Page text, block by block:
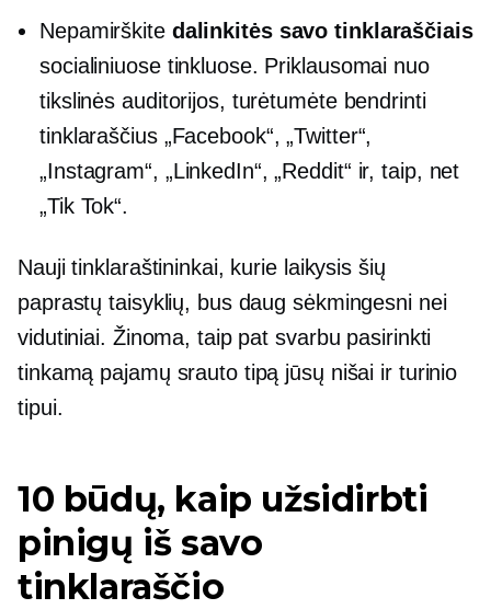
Nepamirškite dalinkitės savo tinklaraščiais
socialiniuose tinkluose. Priklausomai nuo
tikslinės auditorijos, turėtumėte bendrinti
tinklaraščius „Facebook“, „Twitter“,
„Instagram“, „LinkedIn“, „Reddit“ ir, taip, net
„Tik Tok“.
Nauji tinklaraštininkai, kurie laikysis šių
paprastų taisyklių, bus daug sėkmingesni nei
vidutiniai. Žinoma, taip pat svarbu pasirinkti
tinkamą pajamų srauto tipą jūsų nišai ir turinio
tipui.
10 būdų, kaip užsidirbti
pinigų iš savo
tinklaraščio